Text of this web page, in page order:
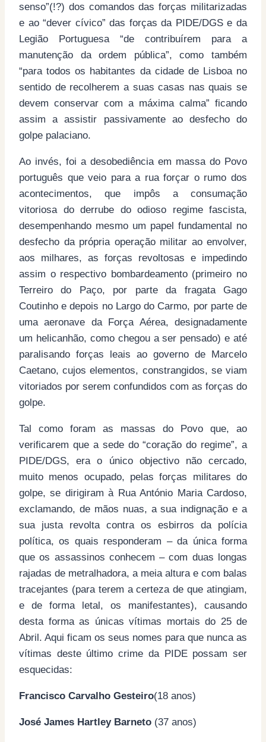
senso”(!?) dos comandos das forças militarizadas
e ao “dever cívico” das forças da PIDE/DGS e da
Legião Portuguesa “de contribuírem para a
manutenção da ordem pública”, como também
“para todos os habitantes da cidade de Lisboa no
sentido de recolherem a suas casas nas quais se
devem conservar com a máxima calma” ficando
assim a assistir passivamente ao desfecho do
golpe palaciano.
Ao invés, foi a desobediência em massa do Povo
português que veio para a rua forçar o rumo dos
acontecimentos, que impôs a consumação
vitoriosa do derrube do odioso regime fascista,
desempenhando mesmo um papel fundamental no
desfecho da própria operação militar ao envolver,
aos milhares, as forças revoltosas e impedindo
assim o respectivo bombardeamento (primeiro no
Terreiro do Paço, por parte da fragata Gago
Coutinho e depois no Largo do Carmo, por parte de
uma aeronave da Força Aérea, designadamente
um helicanhão, como chegou a ser pensado) e até
paralisando forças leais ao governo de Marcelo
Caetano, cujos elementos, constrangidos, se viam
vitoriados por serem confundidos com as forças do
golpe.
Tal como foram as massas do Povo que, ao
verificarem que a sede do “coração do regime”, a
PIDE/DGS, era o único objectivo não cercado,
muito menos ocupado, pelas forças militares do
golpe, se dirigiram à Rua António Maria Cardoso,
exclamando, de mãos nuas, a sua indignação e a
sua justa revolta contra os esbirros da polícia
política, os quais responderam – da única forma
que os assassinos conhecem – com duas longas
rajadas de metralhadora, a meia altura e com balas
tracejantes (para terem a certeza de que atingiam,
e de forma letal, os manifestantes), causando
desta forma as únicas vítimas mortais do 25 de
Abril. Aqui ficam os seus nomes para que nunca as
vítimas deste último crime da PIDE possam ser
esquecidas:
Francisco Carvalho Gesteiro(18 anos)
José James Hartley Barneto (37 anos)